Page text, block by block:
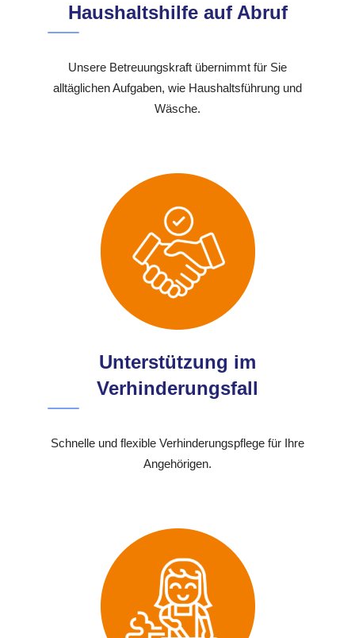
Haushaltshilfe auf Abruf
Unsere Betreuungskraft übernimmt für Sie
alltäglichen Aufgaben, wie Haushaltsführung und
Wäsche.
Unterstützung im
Verhinderungsfall
Schnelle und flexible Verhinderungspflege für Ihre
Angehörigen.